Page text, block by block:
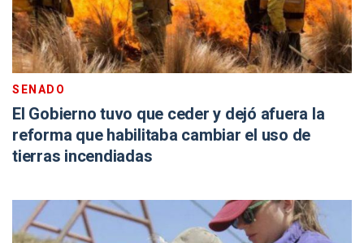
SENADO
El Gobierno tuvo que ceder y dejó afuera la
reforma que habilitaba cambiar el uso de
tierras incendiadas